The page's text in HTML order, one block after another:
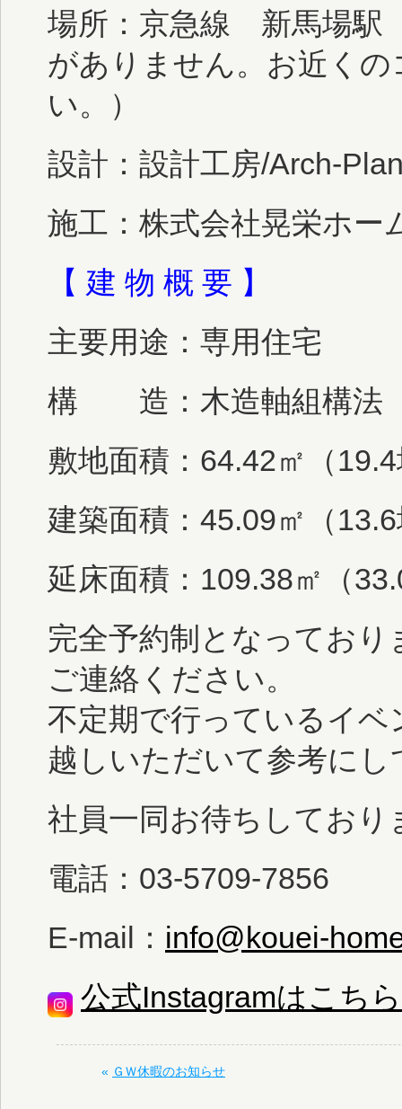
場所：京急線 新馬場駅
がありません。お近く
い。）
設計：設計工房/Arch-
施工：株式会社晃栄ホー
【 建 物 概 要 】
主要用途：専用住宅
構 造：木造軸組構法
敷地面積：64.42㎡（
建築面積：45.09㎡（
延床面積：109.38㎡（
完全予約制となってお
ご連絡ください。
不定期で行っているイ
越しいただいて参考に
社員一同お待ちしており
電話：03-5709-7856
E-mail： info@kouei-
公式Instagramはこちら
« ＧＷ休暇のお知らせ